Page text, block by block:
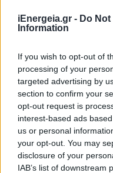
iEnergeia.gr - Do
Information
If you wish to opt-out of
processing of your
targeted advertising by
section to confirm your
opt-out request is
interest-based ads
us or personal
your opt-out. You may
disclosure of your
IAB’s list of downstream
ΕΝ.ΒΕ.Θ: Τα
ΣΥΜΒΑΤΙΚΕΣ ΠΗΓΕΣ
12/03/2026 - 15:10